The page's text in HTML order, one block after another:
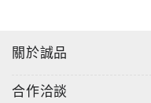
關於誠品
合作洽談